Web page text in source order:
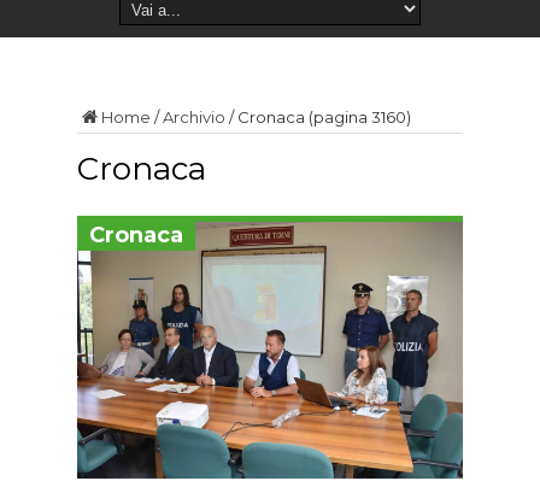
Home /Archivio /Cronaca (pagina 3160)
Cronaca
Cronaca